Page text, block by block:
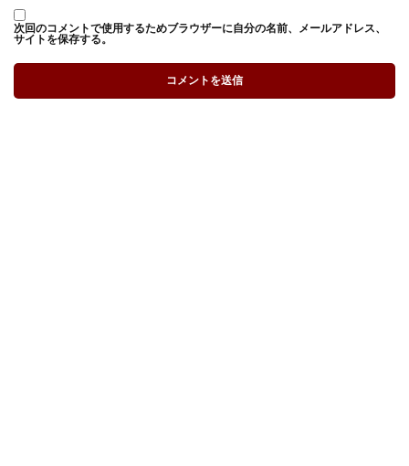
次回のコメントで使用するためブラウザーに自分の名前、メールアドレス、
サイトを保存する。